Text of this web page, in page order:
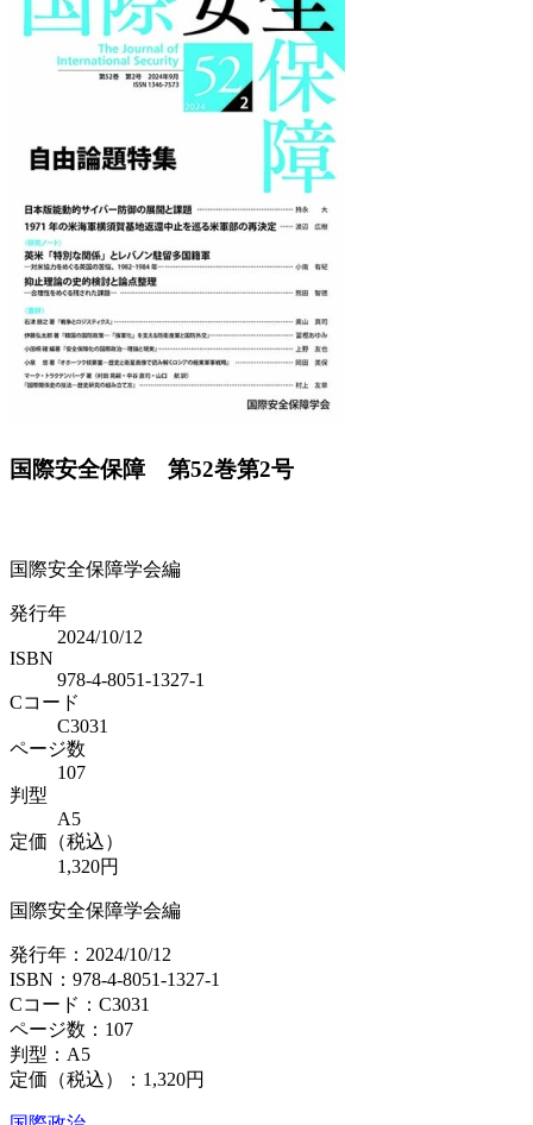
国際安全保障 第52巻第2号
国際安全保障学会編
発行年
2024/10/12
ISBN
978-4-8051-1327-1
Cコード
C3031
ページ数
107
判型
A5
定価（税込）
1,320円
国際安全保障学会編
発行年：2024/10/12
ISBN：978-4-8051-1327-1
Cコード：C3031
ページ数：107
判型：A5
定価（税込）： 1,320円